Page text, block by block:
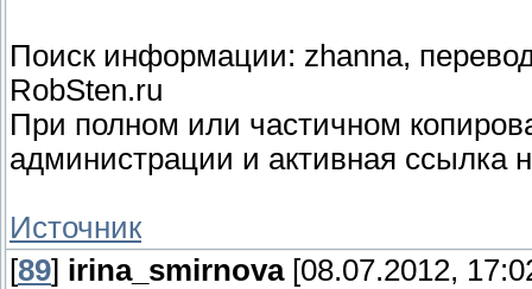
Поиск информации: zhanna,
RobSten.ru
При полном или частичном
администрации и активная ссылка
Источник
[89] irina_smirnova[08.07.2012,